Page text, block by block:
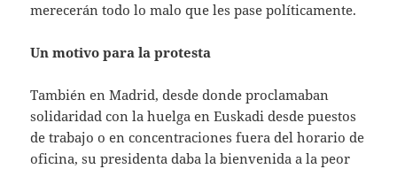
merecerán todo lo malo que les pase políticamente.
Un motivo para la protesta
También en Madrid, desde donde proclamaban
solidaridad con la huelga en Euskadi desde puestos
de trabajo o en concentraciones fuera del horario de
oficina, su presidenta daba la bienvenida a la peor